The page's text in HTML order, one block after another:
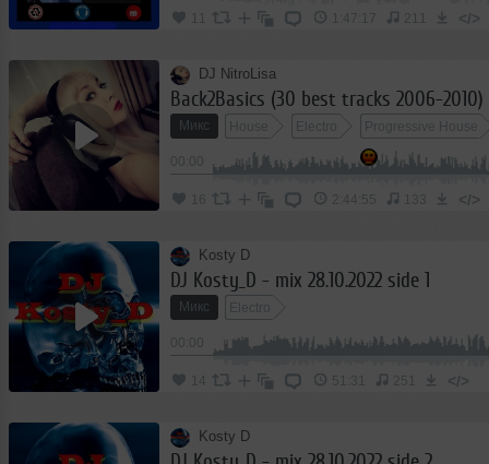
1:47:17 211 </>
DJ NitroLisa
Back2Basics (30 best tracks 2006-2010)
Микс House Electro Progressive House
16 2:44:55 133 </>
Kosty D
DJ Kosty_D - mix 28.10.2022 side 1
Микс Electro
51:31 251 </>
Kosty D